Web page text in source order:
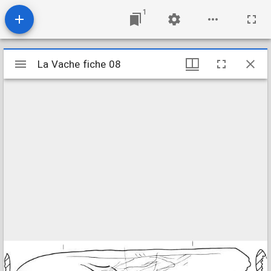
1
Visualiseur
Mirador
La Vache fiche 08
La Vache fiche 08